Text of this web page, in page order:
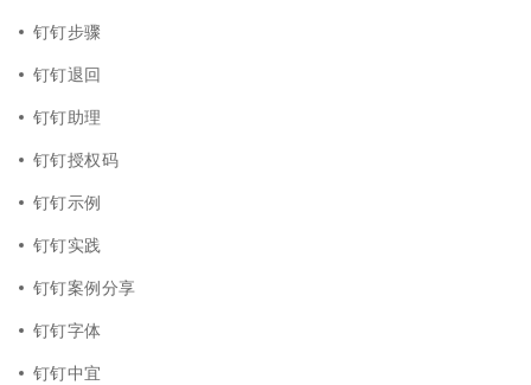
钉钉步骤
钉钉退回
钉钉助理
钉钉授权码
钉钉示例
钉钉实践
钉钉案例分享
钉钉字体
钉钉中宜